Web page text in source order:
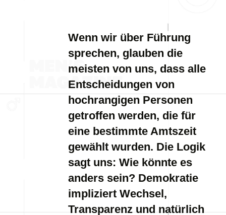
Wenn wir über Führung
sprechen, glauben die
meisten von uns, dass alle
Entscheidungen von
hochrangigen Personen
getroffen werden, die für
eine bestimmte Amtszeit
gewählt wurden. Die Logik
sagt uns: Wie könnte es
anders sein? Demokratie
impliziert Wechsel,
Transparenz und natürlich